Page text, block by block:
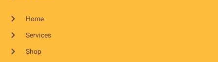
Home
Services
Shop